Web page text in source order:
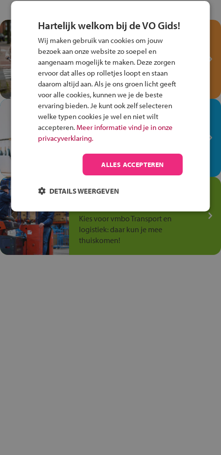
Test je kennis met het
Fiets Veilig
Verkeersspel!
Speel het Fiets Veilig Verkeersspel
en win een Cortina-fiets!
In de winkel ben je op je
plek!
Ontdek via het vmbo jouw talent
op de winkelvloer, waar elke dag
anders is!
Jouw talent in de
Kies voor vmbo Transport en
logistiek: daar kun je mee
thuiskomen!
Hartelijk welkom bij de VO Gids!
Wij maken gebruik van cookies om jouw
bezoek aan onze website zo soepel en
aangenaam mogelijk te maken. Deze zorgen
ervoor dat alles op rolletjes loopt en staan
daarom altijd aan. Als je ons groen licht geeft
voor alle cookies, kunnen we je de beste
ervaring bieden. Je kunt ook zelf selecteren
welke typen cookies je wel en niet wilt
accepteren. Meer informatie vind je in onze
privacyverklaring.
ALLES ACCEPTEREN
DETAILS WEERGEVEN